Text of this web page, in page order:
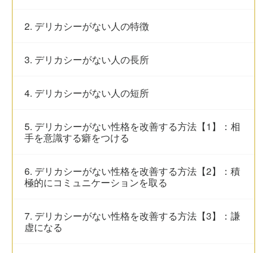
2. デリカシーがない人の特徴
3. デリカシーがない人の長所
4. デリカシーがない人の短所
5. デリカシーがない性格を改善する方法【1】：相
手を意識する癖をつける
6. デリカシーがない性格を改善する方法【2】：積
極的にコミュニケーションを取る
7. デリカシーがない性格を改善する方法【3】：謙
虚になる